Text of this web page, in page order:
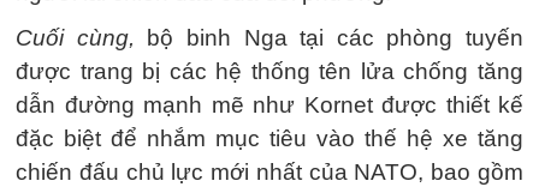
Cuối cùng, bộ binh Nga tại các phòng tuyến
được trang bị các hệ thống tên lửa chống tăng
dẫn đường mạnh mẽ như Kornet được thiết kế
đặc biệt để nhắm mục tiêu vào thế hệ xe tăng
chiến đấu chủ lực mới nhất của NATO, bao gồm